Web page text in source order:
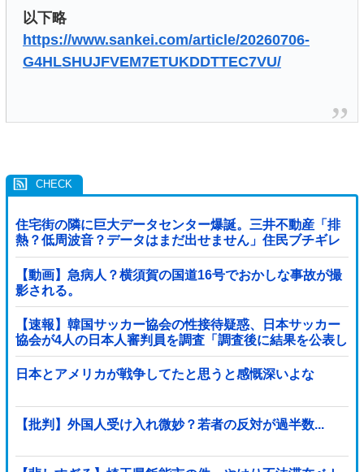
以下略
https://www.sankei.com/article/20260706-
G4HLSHUJFVEM7ETUKDDTTEC7VU/
住宅街の隣に巨大データセンター爆誕。三井不動産「排
熱？低周波音？データはまだ出せません」住民ブチギレ
【動画】急病人？横須賀の国道16号でおかしな事故が撮
影される。
【速報】韓国サッカー協会の性接待疑惑、日本サッカー
協会が4人の日本人審判員を調査「調査後に結果を公表し
ます」
日本とアメリカが戦争してたと思うと感慨深いよな
【批判】外国人受け入れ微妙？若者の反対が過半数...